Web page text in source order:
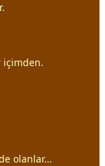
içimden.
olanlar…